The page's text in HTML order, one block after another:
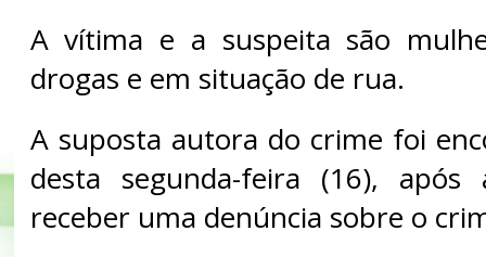
A vítima e a suspeita são
drogas e em situação de rua.
A suposta autora do crime foi
desta segunda-feira (16),
receber uma denúncia sobre o